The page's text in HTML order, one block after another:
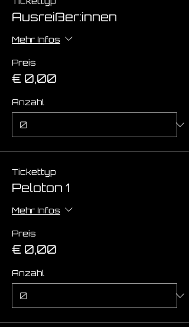
Ausreißer:innen
Mehr Infos
Preis
€ 0,00
Anzahl
Tickettyp
Peloton 1
Mehr Infos
Preis
€ 0,00
Anzahl